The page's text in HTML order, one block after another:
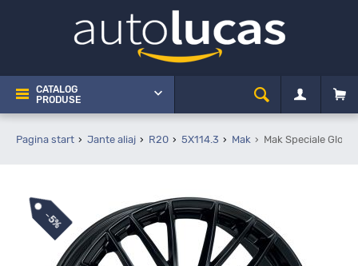
CATALOG
PRODUSE
Pagina start Jante aliaj R20 5X114.3 Mak Mak Speciale
-
5%